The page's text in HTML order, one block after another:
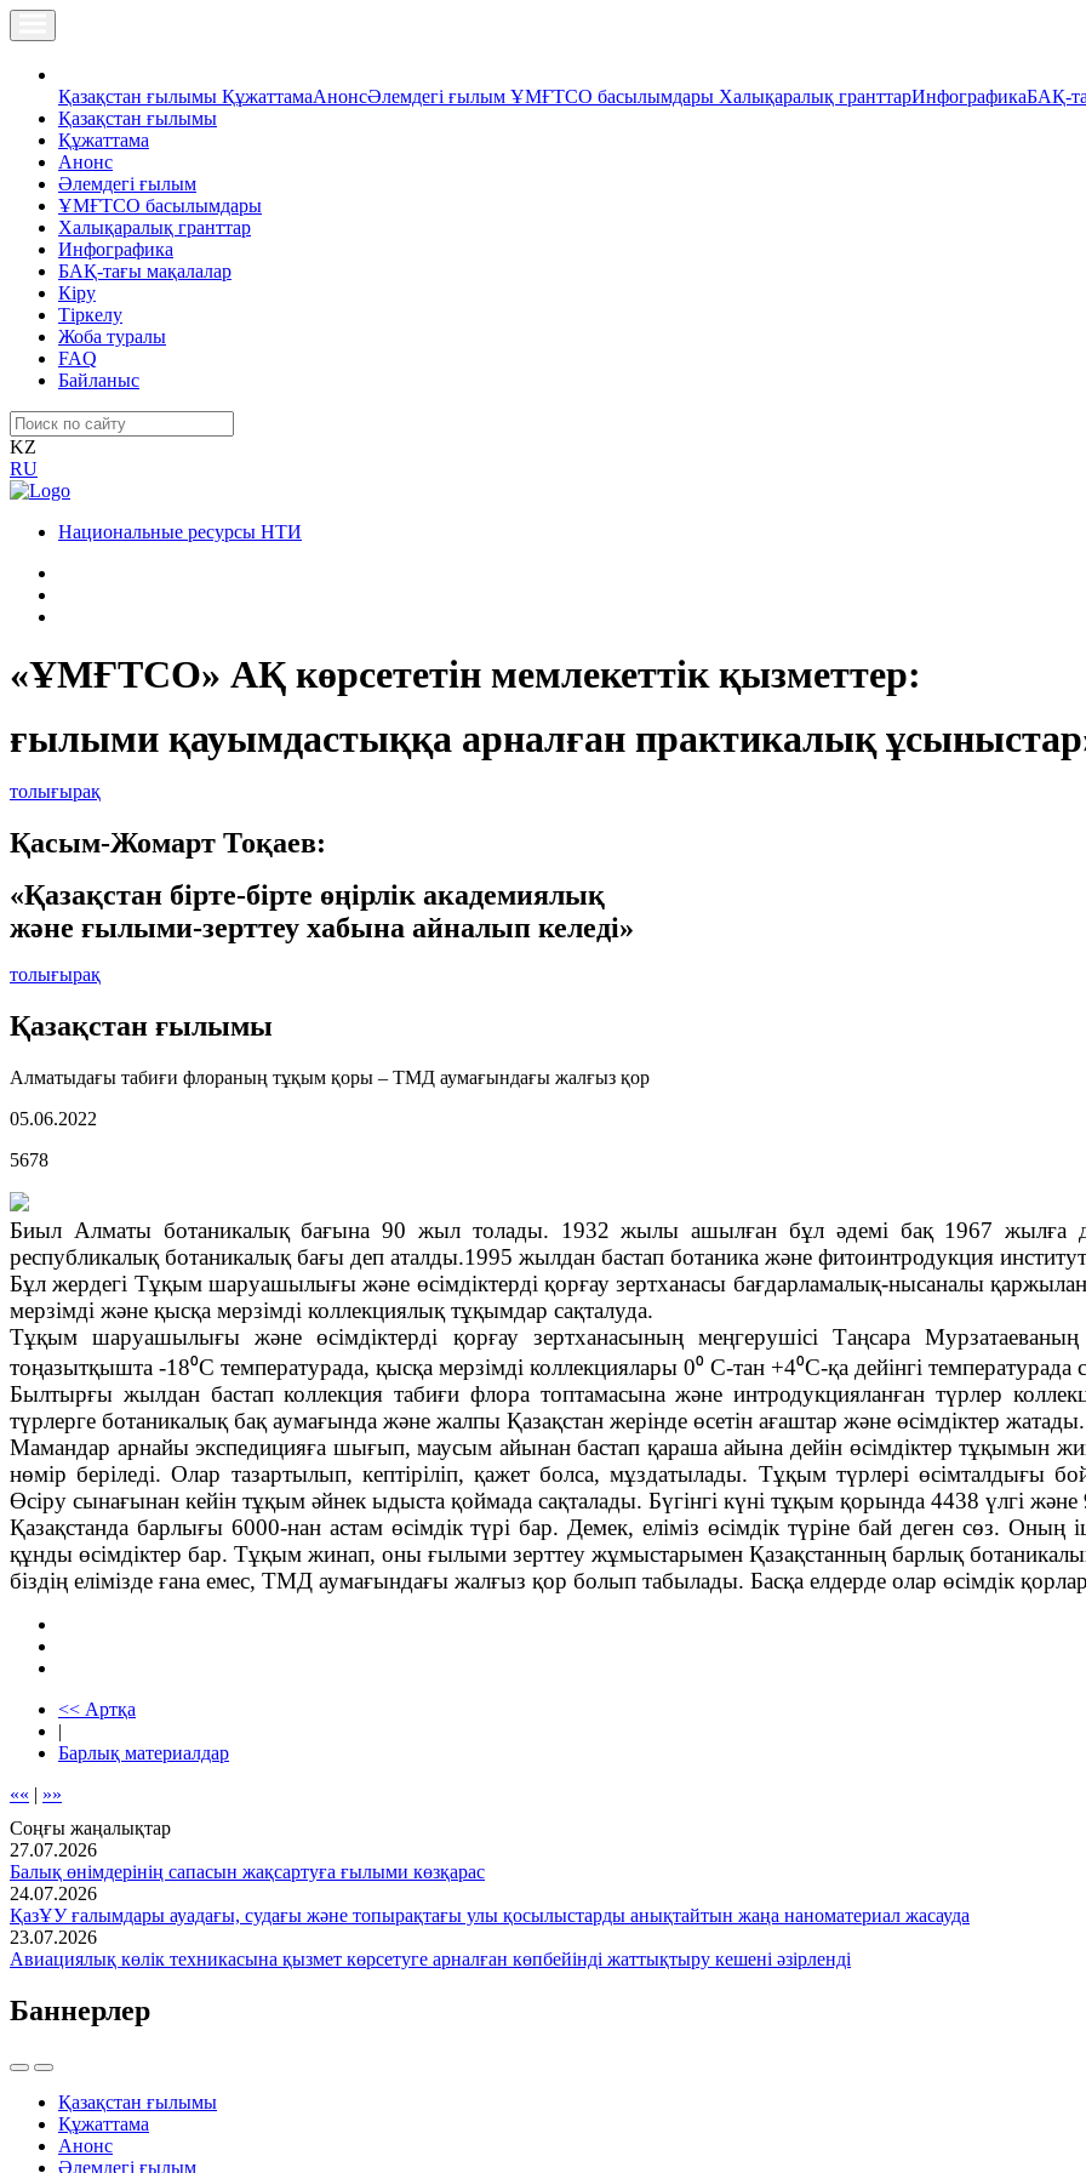
Қазақстан ғылымы ҚұжаттамаАнонсӘлемдегі ғылым ҰМҒТСО басылымдары Халықаралық гранттарИнфографикаБАҚ-
Қазақстан ғылымы
Құжаттама
Анонс
Әлемдегі ғылым
ҰМҒТСО басылымдары
Халықаралық гранттар
Инфографика
БАҚ-тағы мақалалар
Кіру
Тіркелу
Жоба туралы
FAQ
Байланыс
KZ
RU
Национальные ресурсы НТИ
«ҰМҒТСО» АҚ көрсететін мемлекеттік қызметтер:
ғылыми қауымдастыққа арналған практикалық
толығырақ
Қасым-Жомарт Тоқаев:
«Қазақстан бірте-бірте өңірлік академиялық
және ғылыми-зерттеу хабына айналып келеді»
толығырақ
Қазақстан ғылымы
Алматыдағы табиғи флораның тұқым қоры – ТМД аумағындағы жалғыз қор
05.06.2022
5678
Биыл Алматы ботаникалық бағына 90 жыл толады. 1932 жылы ашылған бұл әдемі бақ 1967 жылға
республикалық ботаникалық бағы деп аталды.1995 жылдан бастап ботаника және фитоинтродукция
Бұл жердегі Тұқым шаруашылығы және өсімдіктерді қорғау зертханасы бағдарламалық-нысаналы
мерзімді және қысқа мерзімді коллекциялық тұқымдар сақталуда.
Тұқым шаруашылығы және өсімдіктерді қорғау зертханасының меңгерушісі Таңсара
тоңазытқышта -18⁰С температурада, қысқа мерзімді коллекциялары 0⁰ С-тан +4⁰С-қа дейінгі температурада
Былтырғы жылдан бастап коллекция табиғи флора топтамасына және интродукцияланған түрлер
түрлерге ботаникалық бақ аумағында және жалпы Қазақстан жерінде өсетін ағаштар және өсімдіктер жатады.
Мамандар арнайы экспедицияға шығып, маусым айынан бастап қараша айына дейін өсімдіктер тұқымын
нөмір беріледі. Олар тазартылып, кептіріліп, қажет болса, мұздатылады. Тұқым түрлері өсімталдығы
Өсіру сынағынан кейін тұқым әйнек ыдыста қоймада сақталады. Бүгінгі күні тұқым қорында 4438 үлгі
Қазақстанда барлығы 6000-нан астам өсімдік түрі бар. Демек, еліміз өсімдік түріне бай деген сөз. Оның
құнды өсімдіктер бар. Тұқым жинап, оны ғылыми зерттеу жұмыстарымен Қазақстанның барлық
біздің елімізде ғана емес, ТМД аумағындағы жалғыз қор болып табылады. Басқа елдерде олар өсімдік
<< Артқа
|
Барлық материалдар
«« | »»
Соңғы жаңалықтар
27.07.2026
Балық өнімдерінің сапасын жақсартуға ғылыми көзқарас
24.07.2026
ҚазҰУ ғалымдары ауадағы, судағы және топырақтағы улы қосылыстарды анықтайтын жаңа наноматериал жасауда
23.07.2026
Авиациялық көлік техникасына қызмет көрсетуге арналған көпбейінді жаттықтыру кешені әзірленді
Баннерлер
Қазақстан ғылымы
Құжаттама
Анонс
Әлемдегі ғылым